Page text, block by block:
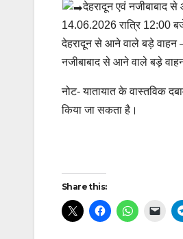
देहरादून एवं नजीबाबाद
14.06.2026 रात्रि 12:00
देहरादून से आने वाले बड़े वाहन –
नजीबाबाद से आने वाले बड़े
नोट- यातायात के वास्तविक
किया जा सकता है।
Post
navigation
Share this: